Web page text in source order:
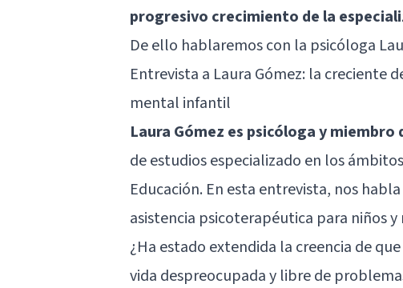
progresivo crecimiento de la
De ello hablaremos con la psicóloga
Entrevista a Laura Gómez: la creciente
mental infantil
Laura Gómez es psicóloga y miembro
de estudios especializado en los
Educación. En esta entrevista, nos
asistencia psicoterapéutica para niños y
¿Ha estado extendida la creencia de
vida despreocupada y libre de